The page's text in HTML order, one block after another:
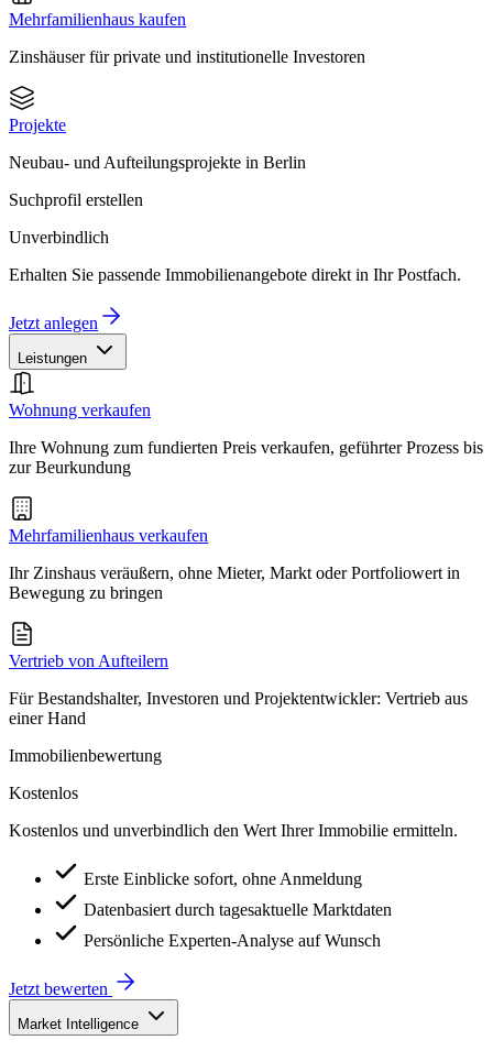
Mehrfamilienhaus kaufen
Zinshäuser für private und institutionelle Investoren
Projekte
Neubau- und Aufteilungsprojekte in Berlin
Suchprofil erstellen
Unverbindlich
Erhalten Sie passende Immobilienangebote direkt in Ihr Postfach.
Jetzt anlegen
Leistungen
Wohnung verkaufen
Ihre Wohnung zum fundierten Preis verkaufen, geführter Prozess bis
zur Beurkundung
Mehrfamilienhaus verkaufen
Ihr Zinshaus veräußern, ohne Mieter, Markt oder Portfoliowert in
Bewegung zu bringen
Vertrieb von Aufteilern
Für Bestandshalter, Investoren und Projektentwickler: Vertrieb aus
einer Hand
Immobilienbewertung
Kostenlos
Kostenlos und unverbindlich den Wert Ihrer Immobilie ermitteln.
Erste Einblicke sofort, ohne Anmeldung
Datenbasiert durch tagesaktuelle Marktdaten
Persönliche Experten-Analyse auf Wunsch
Jetzt bewerten
Market Intelligence